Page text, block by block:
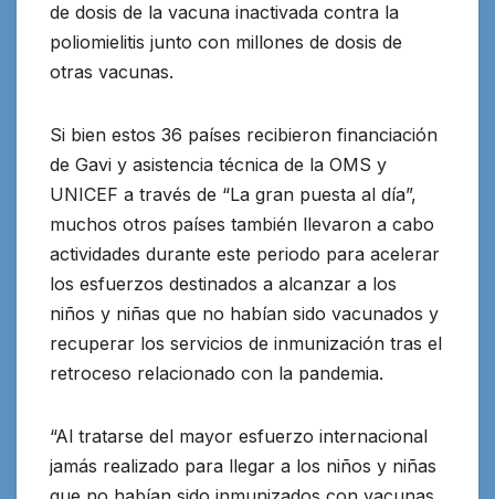
de dosis de la vacuna inactivada contra la
poliomielitis junto con millones de dosis de
otras vacunas.
Si bien estos 36 países recibieron financiación
de Gavi y asistencia técnica de la OMS y
UNICEF a través de “La gran puesta al día”,
muchos otros países también llevaron a cabo
actividades durante este periodo para acelerar
los esfuerzos destinados a alcanzar a los
niños y niñas que no habían sido vacunados y
recuperar los servicios de inmunización tras el
retroceso relacionado con la pandemia.
“Al tratarse del mayor esfuerzo internacional
jamás realizado para llegar a los niños y niñas